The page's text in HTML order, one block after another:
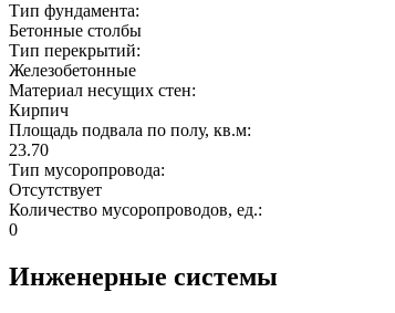
Тип фундамента:
Бетонные столбы
Тип перекрытий:
Железобетонные
Материал несущих стен:
Кирпич
Площадь подвала по полу, кв.м:
23.70
Тип мусоропровода:
Отсутствует
Количество мусоропроводов, ед.:
0
Инженерные системы